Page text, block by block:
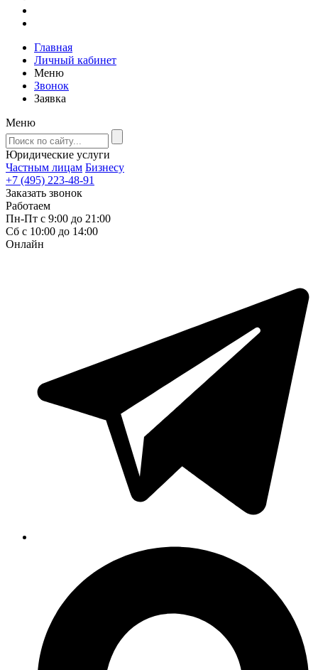
Главная
Личный кабинет
Меню
Звонок
Заявка
Меню
Юридические услуги
Частным лицам Бизнесу
+7 (495) 223-48-91
Заказать звонок
Работаем
Пн-Пт с 9:00 до 21:00
Сб с 10:00 до 14:00
Онлайн